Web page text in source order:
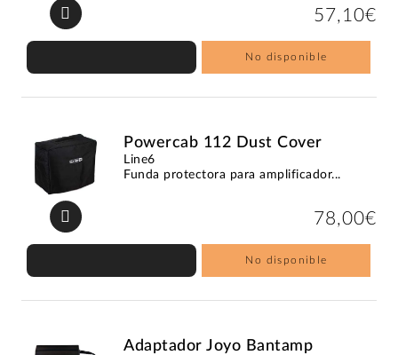
57,10€
No disponible
Powercab 112 Dust Cover
Line6
Funda protectora para amplificador...
78,00€
No disponible
Adaptador Joyo Bantamp